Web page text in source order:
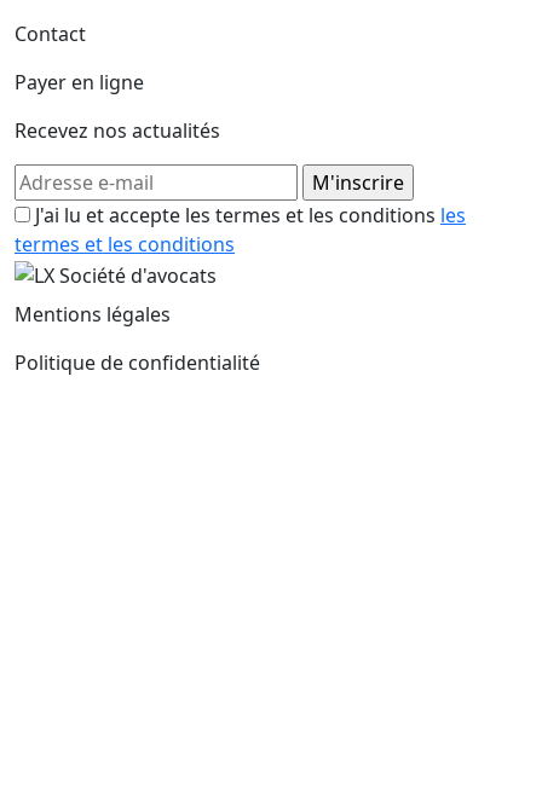
Contact
Payer en ligne
Recevez nos actualités
J'ai lu et accepte les termes et les conditions les
termes et les conditions
Mentions légales
Politique de confidentialité